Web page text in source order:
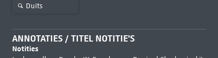
Duits
ANNOTATIES / TITEL NOTITIE'S
Notities